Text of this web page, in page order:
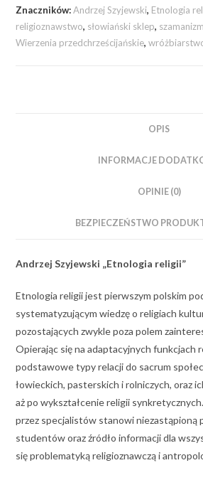
Znaczników:Andrzej Szyjewski, Etnologia
religioznawstwo, słowiański sklep,
Wierzenia przedchrześcijańskie,
OPIS
INFORMACJE
OPINIE (0)
BEZPIECZEŃSTWO
Andrzej Szyjewski „Etnologia religii”
Etnologia religii jest pierwszym polskim
systematyzującym wiedzę o religiach
pozostających zwykle poza polem
Opierając się na adaptacyjnych funkcjach
podstawowe typy relacji do sacrum
łowieckich, pasterskich i rolniczych, oraz
aż po wykształcenie religii
przez specjalistów stanowi niezastąpioną
studentów oraz źródło informacji dla
się problematyką religioznawczą i